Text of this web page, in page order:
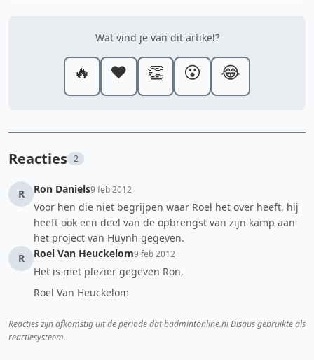
Wat vind je van dit artikel?
🔥 ❤️ 👏 😮 😂
Reacties 2
R Ron Daniels9 feb 2012
Voor hen die niet begrijpen waar Roel het over heeft, hij
heeft ook een deel van de opbrengst van zijn kamp aan
het project van Huynh gegeven.
R
Roel Van Heuckelom9 feb 2012
Het is met plezier gegeven Ron,
Roel Van Heuckelom
Reacties zijn afkomstig uit de periode dat badmintonline.nl Disqus gebruikte als
reactiesysteem.